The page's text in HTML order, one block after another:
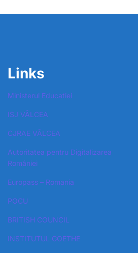
Links
Ministerul Educatiei
ISJ VÂLCEA
CJRAE VÂLCEA
Autoritatea pentru Digitalizarea
României​
Europass – Romania
POCU
BRITISH COUNCIL
INSTITUTUL GOETHE